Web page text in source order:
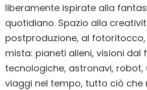
liberamente ispirate alla
quotidiano. Spazio alla
postproduzione, al
mista: pianeti alieni, visioni dal
tecnologiche, astronavi, robot,
viaggi nel tempo, tutto ciò che